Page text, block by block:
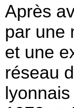
Après
par une
et une
réseau